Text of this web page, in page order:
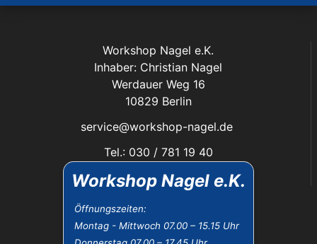
Workshop Nagel e.K.
Öffnungszeiten:
Montag - Mittwoch 07.00 – 15.15 Uhr
Workshop Nagel e.K.
Inhaber: Christian Nagel
Werdauer Weg 16
10829 Berlin
service@workshop-nagel.de
Tel.: 030 / 781 19 40
Das Unternehmen:
Öffnungszeiten